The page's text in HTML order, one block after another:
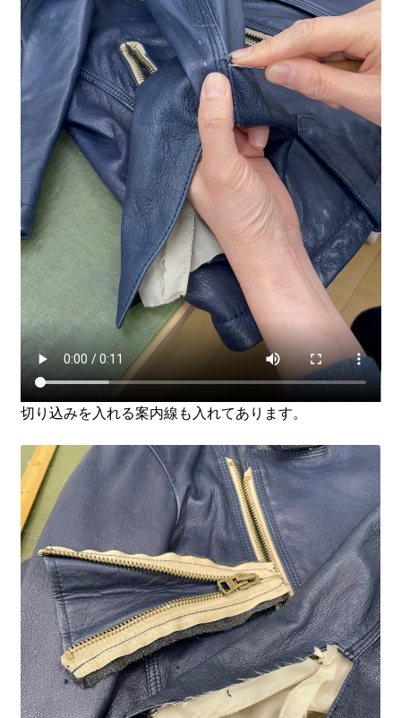
切り込みを入れる案内線も入れてあります。